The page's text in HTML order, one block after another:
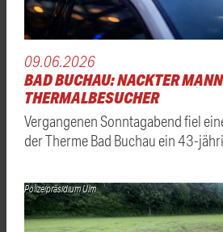
09.06.2026
BAD BUCHAU: NACKTER
THERMALBESUCHER
Vergangenen Sonntagabend fiel
der Therme Bad Buchau ein 43-
Polizeipräsidium Ulm